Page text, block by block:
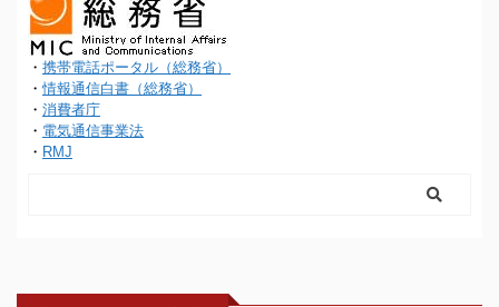
・ 携帯電話ポータル（総務省）
・情報通信白書（総務省）
・ 消費者庁
・ 電気通信事業法
・ RMJ